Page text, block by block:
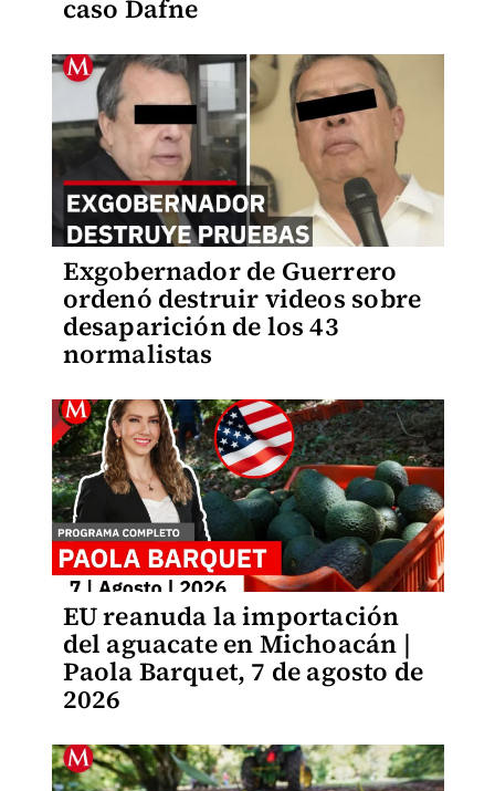
caso Dafne
Exgobernador de Guerrero
ordenó destruir videos sobre
desaparición de los 43
normalistas
EU reanuda la importación
del aguacate en Michoacán |
Paola Barquet, 7 de agosto de
2026